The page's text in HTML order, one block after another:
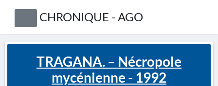
CHRONIQUE - AGO
TRAGANA. – Nécropole
mycénienne - 1992